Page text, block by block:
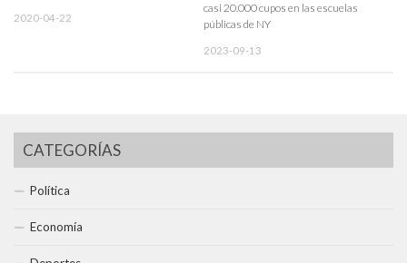
2020-04-22
casi 20.000 cupos en las escuelas
públicas de NY
2023-09-13
CATEGORÍAS
Política
Economía